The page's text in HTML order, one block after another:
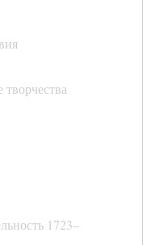
1723–